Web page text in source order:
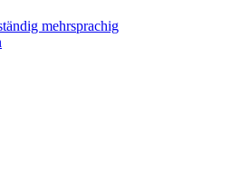
mehrsprachig